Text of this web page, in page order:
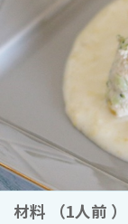
材料 （1人前 ）